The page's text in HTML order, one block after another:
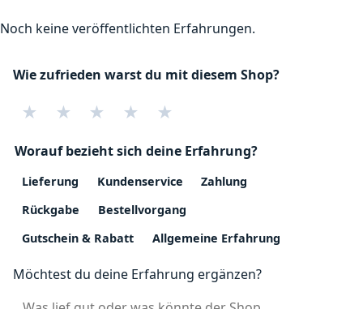
Noch keine veröffentlichten Erfahrungen.
Wie zufrieden warst du mit diesem Shop?
★ ★ ★ ★ ★
Worauf bezieht sich deine Erfahrung?
Lieferung Kundenservice
Zahlung
Rückgabe
Bestellvorgang
Gutschein & Rabatt
Allgemeine Erfahrung
Möchtest du deine Erfahrung ergänzen?